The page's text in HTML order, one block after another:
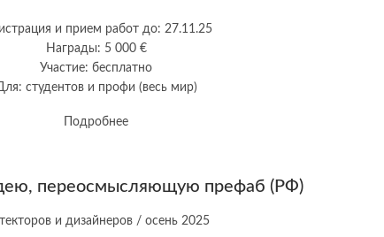
и прием работ до: 27.11.25
Награды: 5 000 €
Участие: бесплатно
студентов и профи (весь мир)
Подробнее
переосмысляющую префаб (РФ)